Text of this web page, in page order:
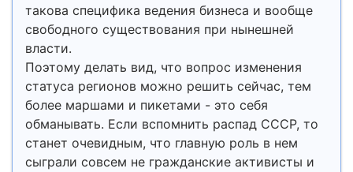
такова специфика ведения бизнеса и вообще
свободного существования при нынешней
власти.
Поэтому делать вид, что вопрос изменения
статуса регионов можно решить сейчас, тем
более маршами и пикетами - это себя
обманывать. Если вспомнить распад СССР, то
станет очевидным, что главную роль в нем
сыграли совсем не гражданские активисты и